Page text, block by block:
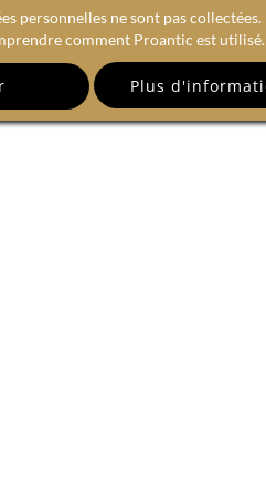
personnelles ne sont pas collectées.
comment Proantic est utilisé.